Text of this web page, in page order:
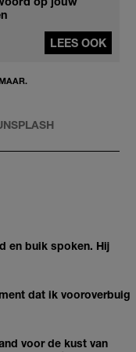
LEES OOK
en buik spoken. Hij
dat ik vooroverbuig
voor de kust van